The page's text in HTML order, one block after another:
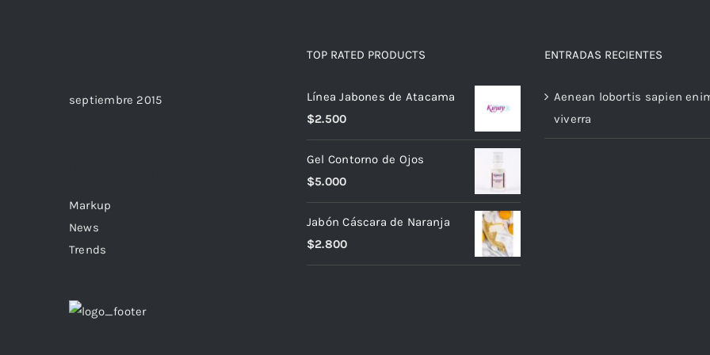
septiembre 2015
Markup
News
Trends
TOP RATED PRODUCTS
Línea Jabones de Atacama
$2.500
Gel Contorno de Ojos
$5.000
Jabón Cáscara de Naranja
$2.800
ENTRADAS RECIENTES
Aenean lobortis sapien
viverra